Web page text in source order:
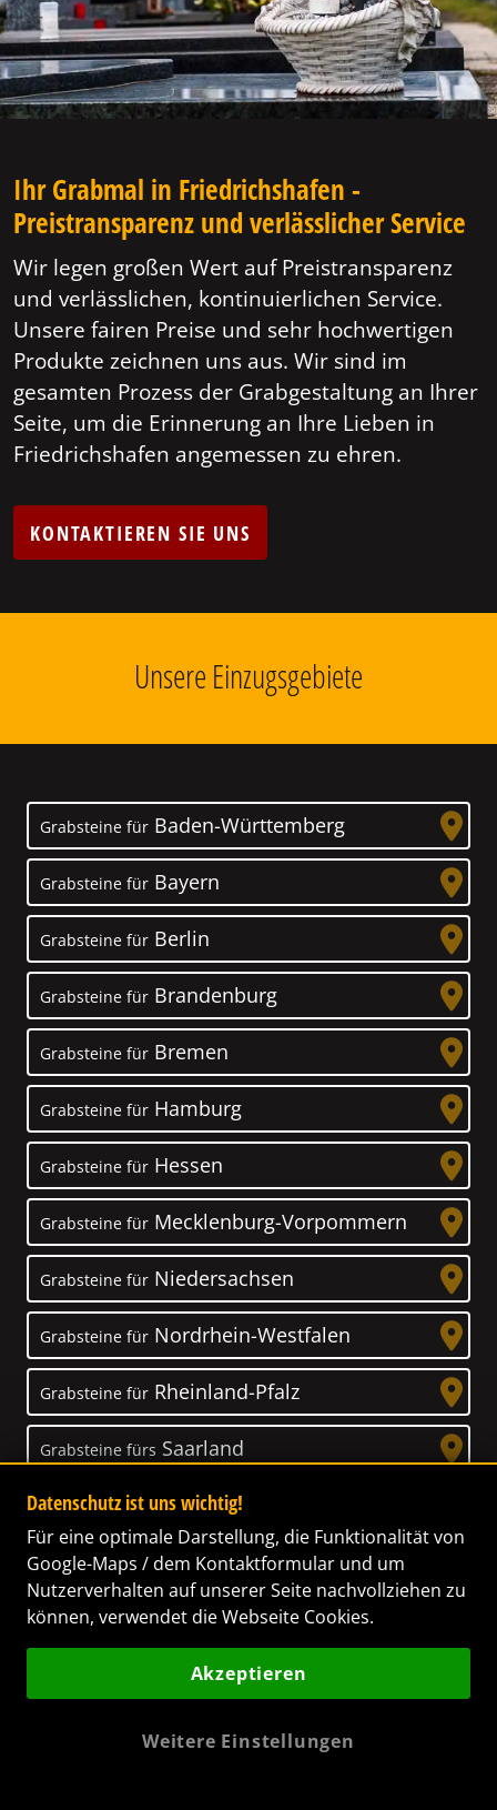
Ihr Grabmal in Friedrichshafen -
Preistransparenz und verlässlicher Service
Wir legen großen Wert auf Preistransparenz
und verlässlichen, kontinuierlichen Service.
Unsere fairen Preise und sehr hochwertigen
Produkte zeichnen uns aus. Wir sind im
gesamten Prozess der Grabgestaltung an Ihrer
Seite, um die Erinnerung an Ihre Lieben in
Friedrichshafen angemessen zu ehren.
KONTAKTIEREN SIE UNS
Unsere Einzugsgebiete
Grabsteine für Baden-Württemberg
Grabsteine für Bayern
Grabsteine für Berlin
Grabsteine für Brandenburg
Grabsteine für Bremen
Grabsteine für Hamburg
Grabsteine für Hessen
Grabsteine für Mecklenburg-Vorpommern
Grabsteine für Niedersachsen
Grabsteine für Nordrhein-Westfalen
Grabsteine für Rheinland-Pfalz
Grabsteine fürs Saarland
Grabsteine für Sachsen
Grabsteine für Sachsen-Anhalt
Grabsteine fürSchleswig-Holstein
Thüringen
Datenschutz ist uns wichtig!
Für eine optimale Darstellung, die Funktionalität von
Google-Maps / dem Kontaktformular und um
Nutzerverhalten auf unserer Seite nachvollziehen zu
können, verwendet die Webseite Cookies.
Akzeptieren
Weitere Einstellungen